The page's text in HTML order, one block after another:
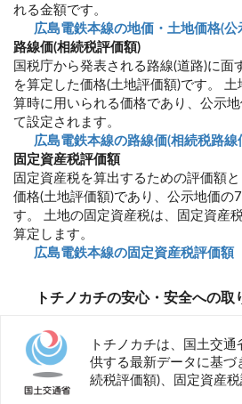
れる金額です。
広島電鉄本線の地価・土地価格(公
路線価(相続税評価額)
国税庁から発表される路線(道路)に面
を算定した価格(土地評価額)です。
算時に用いられる価格であり、公示
て設定されます。
広島電鉄本線の路線価(相続税路
固定資産税評価額
固定資産税を算出するための評価額
価格(土地評価額)であり、公示地価の
す。 土地の固定資産税は、固定資産
算定します。
広島電鉄本線の固定資産税評価額
トチノカチの安心・安全への取
トチノカチは、国土交
供する最新データに基づ
続税評価額)、固定資産